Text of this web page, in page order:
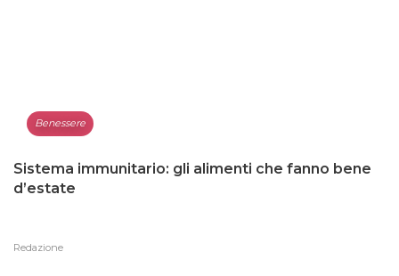
Benessere
Sistema immunitario: gli alimenti che fanno bene
d’estate
Redazione